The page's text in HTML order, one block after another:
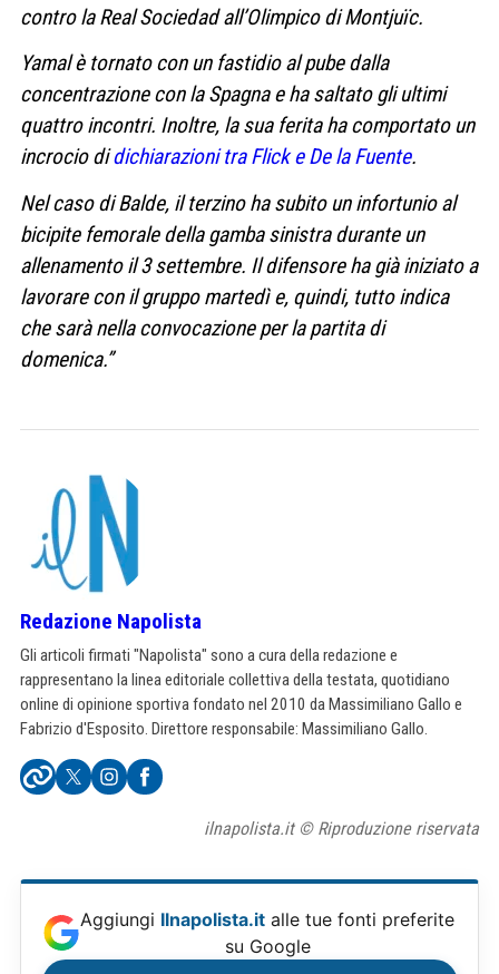
contro la Real Sociedad all’Olimpico di Montjuïc.
Yamal è tornato con un fastidio al pube dalla
concentrazione con la Spagna e ha saltato gli ultimi
quattro incontri. Inoltre, la sua ferita ha comportato un
incrocio didichiarazioni tra Flick e De la Fuente.
Nel caso di Balde, il terzino ha subito un infortunio al
bicipite femorale della gamba sinistra durante un
allenamento il 3 settembre. Il difensore ha già iniziato a
lavorare con il gruppo martedì e, quindi, tutto indica
che sarà nella convocazione per la partita di
domenica.”
Redazione Napolista
Gli articoli firmati "Napolista" sono a cura della redazione e
rappresentano la linea editoriale collettiva della testata, quotidiano
online di opinione sportiva fondato nel 2010 da Massimiliano Gallo e
Fabrizio d'Esposito. Direttore responsabile: Massimiliano Gallo.
ilnapolista.it © Riproduzione riservata
Aggiungi Ilnapolista.it alle tue fonti preferite
su Google